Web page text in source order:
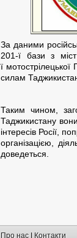
За даними
201-ї бази з
ї
силам
Таким чином,
Таджикистану
інтересів Росії,
організацією,
доведеться.
Про нас Контакти